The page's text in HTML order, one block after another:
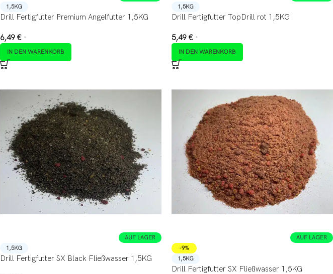
1,5KG
Drill Fertigfutter Premium Angelfutter 1,5KG
6,49 € *
IN DEN WARENKORB
1,5KG
Drill Fertigfutter TopDrill rot 1,5KG
5,49 € *
IN DEN WARENKORB
AUF LAGER
1,5KG
Drill Fertigfutter SX Black Fließwasser 1,5KG
AUF LAGER
-9%
1,5KG
Drill Fertigfutter SX Fließwasser 1,5KG